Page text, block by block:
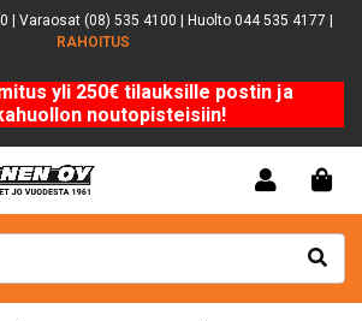
| Varaosat (08) 535 4100 | Huolto 044 535 4177 |
RAHOITUS
yli 250€ tilauksille postin ja
noutopisteisiin!